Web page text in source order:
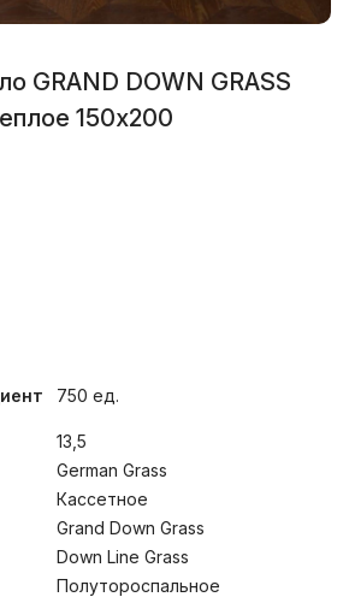
GRAND DOWN GRASS
150х200
одеяла и мягкие уютные
ощущение неги и комфорта во
расслабиться и легко
под форму тела человека.
батист из 100% хлопка –
на ощупь, прекрасно
«дышащий» пуховый наполнитель
обеспечивает оптимальный
Стирка при температуре до
750 ед.
13,5
German Grass
Кассетное
Grand Down Grass
Down Line Grass
Полутороспальное